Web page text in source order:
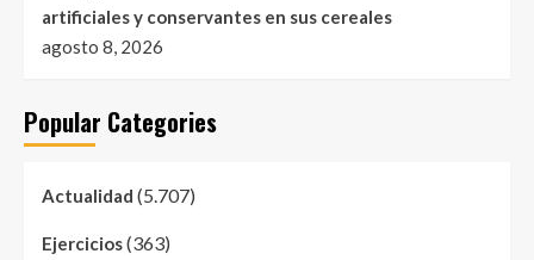
artificiales y conservantes en sus cereales
agosto 8, 2026
Popular Categories
Actualidad (5.707)
Ejercicios(363)